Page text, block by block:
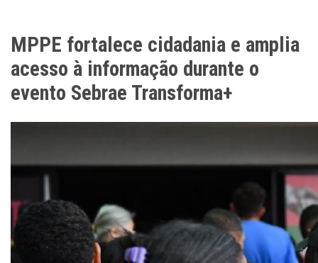
MPPE fortalece cidadania e amplia
acesso à informação durante o
evento Sebrae Transforma+